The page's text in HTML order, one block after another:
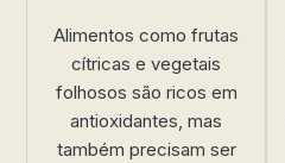
Alimentos como frutas
cítricas e vegetais
folhosos são ricos em
antioxidantes, mas
também precisam ser